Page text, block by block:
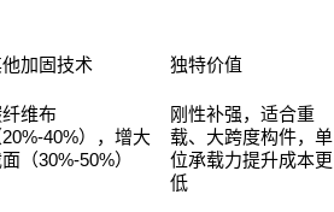
加固技术 独特价值
维布
20%-40%），增大
（30%-50%）
刚性补强，适合重
载、大跨度构件，单
位承载力提升成本更
低